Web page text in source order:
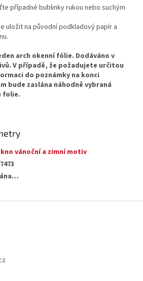
případné bublinky rukou nebo suchým
uložit na původní podkladový papír a
arch okenní fólie. Dodáváno v
V případě, že požadujete určitou
do poznámky na konci
bude zaslána náhodně vybraná
folie.
vánoční a zimní motiv